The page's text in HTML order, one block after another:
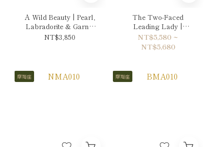
A Wild Beauty | Pearl,
Labradorite & Garnet
Necklace
NT$3,850
The Two-Faced
Leading Lady |
Tsavorite & Amethyst
Double-Wrap Bracelet
NT$5,580 ~
NT$5,680
摩羯座 摩羯座